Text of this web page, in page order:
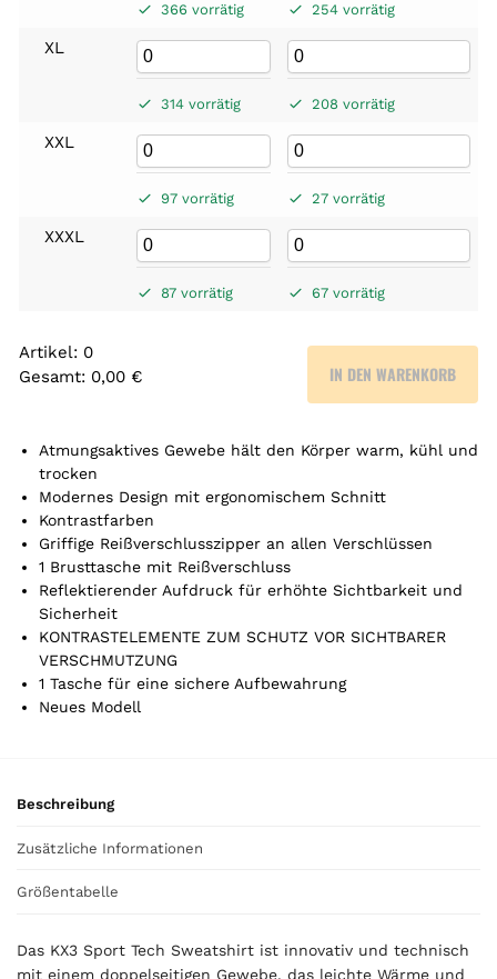
366 vorrätig 254 vorrätig
XL
314 vorrätig 208 vorrätig
XXL
97 vorrätig 27 vorrätig
XXXL
87 vorrätig 67 vorrätig
Artikel: 0
Gesamt: 0,00 €
r
i
k
e
l
.
o
i
0
IN DEN WARENKORB
Atmungsaktives Gewebe hält den Körper warm, kühl und
trocken
Modernes Design mit ergonomischem Schnitt
Kontrastfarben
Griffige Reißverschlusszipper an allen Verschlüssen
1 Brusttasche mit Reißverschluss
Reflektierender Aufdruck für erhöhte Sichtbarkeit und
Sicherheit
KONTRASTELEMENTE ZUM SCHUTZ VOR SICHTBARER
VERSCHMUTZUNG
1 Tasche für eine sichere Aufbewahrung
Neues Modell
Beschreibung
Zusätzliche Informationen
Größentabelle
Das KX3 Sport Tech Sweatshirt ist innovativ und technisch
mit einem doppelseitigen Gewebe, das leichte Wärme und